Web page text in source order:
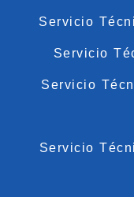
Servicio
Servicio
Servicio
Servicio